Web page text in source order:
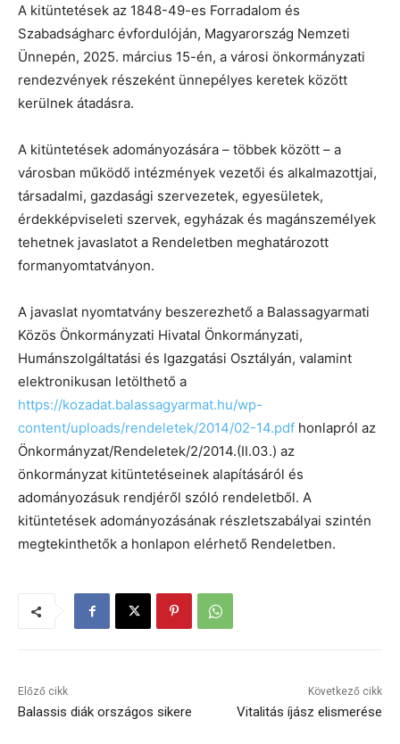
A kitüntetések az 1848-49-es Forradalom és
Szabadságharc évfordulóján, Magyarország Nemzeti
Ünnepén, 2025. március 15-én, a városi önkormányzati
rendezvények részeként ünnepélyes keretek között
kerülnek átadásra.
A kitüntetések adományozására – többek között – a
városban működő intézmények vezetői és alkalmazottjai,
társadalmi, gazdasági szervezetek, egyesületek,
érdekképviseleti szervek, egyházak és magánszemélyek
tehetnek javaslatot a Rendeletben meghatározott
formanyomtatványon.
A javaslat nyomtatvány beszerezhető a Balassagyarmati
Közös Önkormányzati Hivatal Önkormányzati,
Humánszolgáltatási és Igazgatási Osztályán, valamint
elektronikusan letölthető a
https://kozadat.balassagyarmat.hu/wp-
content/uploads/rendeletek/2014/02-14.pdf honlapról az
Önkormányzat/Rendeletek/2/2014.(II.03.) az
önkormányzat kitüntetéseinek alapításáról és
adományozásuk rendjéről szóló rendeletből. A
kitüntetések adományozásának részletszabályai szintén
megtekinthetők a honlapon elérhető Rendeletben.
Előző cikk
Balassis diák országos sikere
Következő cikk
Vitalitás íjász elismerése